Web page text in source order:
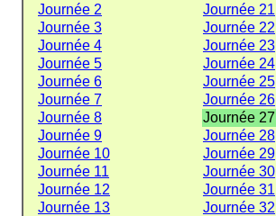
Journée 2
Journée 21
Journée 3
Journée 22
Journée 4
Journée 23
Journée 5
Journée 24
Journée 6
Journée 25
Journée 7
Journée 26
Journée 8
Journée 27
Journée 9
Journée 28
Journée 10
Journée 29
Journée 11
Journée 30
Journée 12
Journée 31
Journée 13
Journée 32